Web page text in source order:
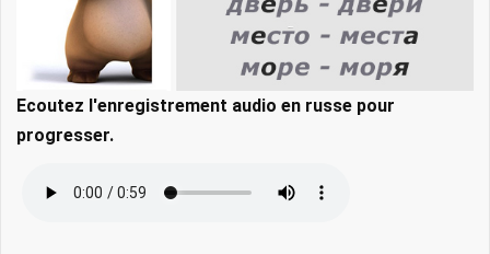
Ecoutez l'enregistrement audio en russe pour
progresser.